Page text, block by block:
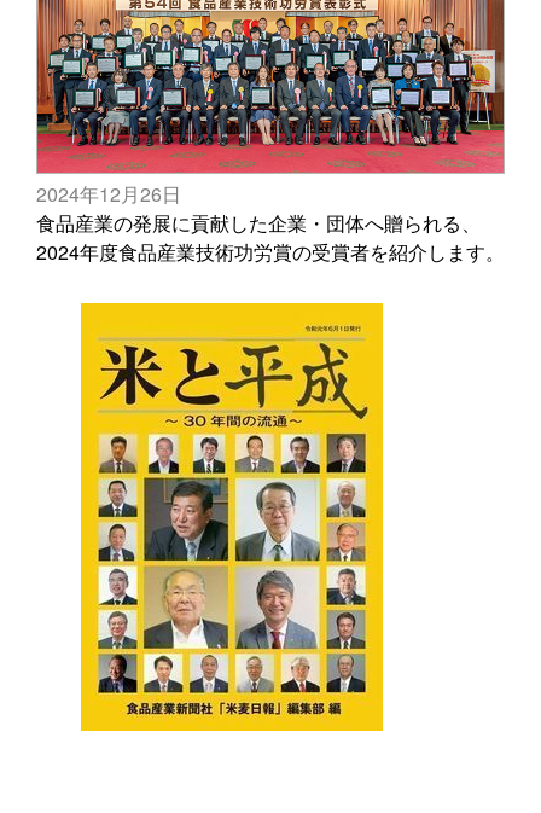
2024年12月26日
食品産業の発展に貢献した企業・団体へ贈られる、
2024年度食品産業技術功労賞の受賞者を紹介します。